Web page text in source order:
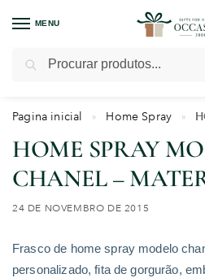
MENU
Pagina inicial » Home Spray »
HOME SPRAY
CHANEL –
24 DE NOVEMBRO DE 2015
Frasco de home spray modelo
personalizado, fita de gorgurão,